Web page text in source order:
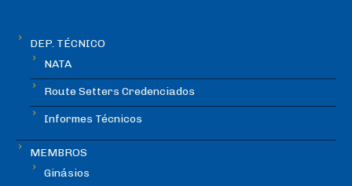
DEP. TÉCNICO
NATA
Route Setters Credenciados
Informes Técnicos
MEMBROS
Ginásios